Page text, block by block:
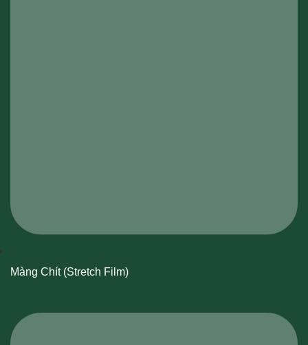
Màng Chít (Stretch Film)